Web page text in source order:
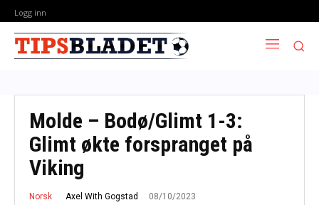
Logg inn
Molde – Bodø/Glimt 1-3:
Glimt økte forspranget på
Viking
Norsk Axel With Gogstad 08/10/2023